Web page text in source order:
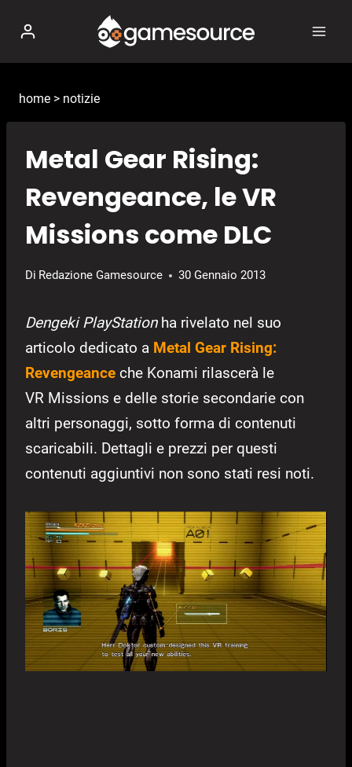
contenuto
home > notizie
Metal Gear Rising:
Revengeance, le VR
Missions come DLC
Di Redazione Gamesource 30 Gennaio 2013
Dengeki PlayStationha rivelato nel suo
articolo dedicato a Metal Gear Rising:
Revengeance che Konami rilascerà le
VR Missions e delle storie secondarie con
altri personaggi, sotto forma di contenuti
scaricabili. Dettagli e prezzi per questi
contenuti aggiuntivi non sono stati resi noti.